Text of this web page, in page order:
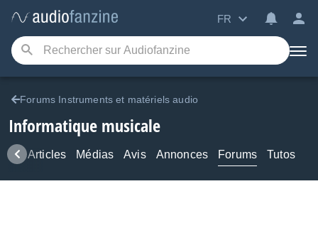
FR
Forums Instruments et matériels audio
Informatique musicale
Articles Médias Avis Annonces Forums Tutos